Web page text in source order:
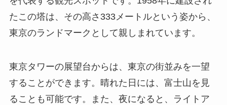
たこの塔は、その高さ 333メートルという姿から、
東京のランドマークとして親しまれています。
東京タワーの展望台からは、東京の街並みを一望
することができます。晴れた日には、富士山を見
ることも可能です。また、夜になると、ライトア